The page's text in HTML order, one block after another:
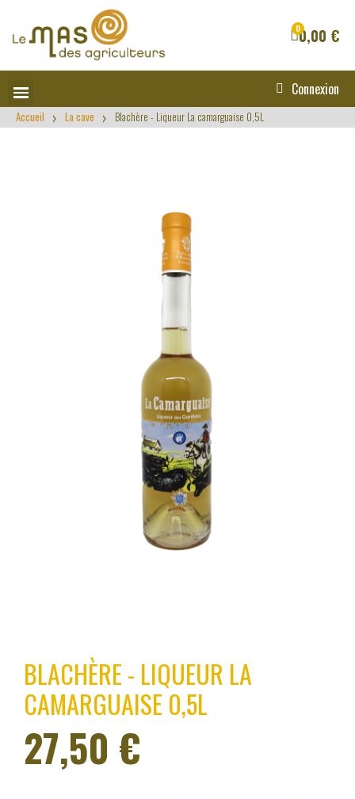
0,00 €
Connexion
Accueil La cave Blachère - Liqueur La camarguaise 0,5L
BLACHÈRE - LIQUEUR LA
CAMARGUAISE 0,5L
27,50 €
TTC